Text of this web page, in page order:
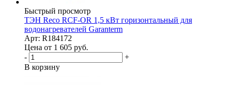
Быстрый просмотр
ТЭН Reco RCF-OR 1,5 кВт горизонтальный для
водонагревателей Garanterm
Арт: R184172
Цена от 1 605 руб.
-
+
В корзину